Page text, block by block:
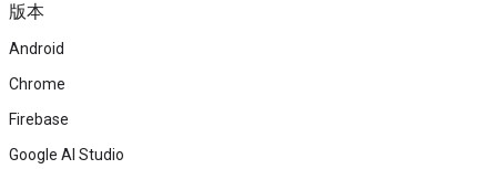
版本
Android
Chrome
Firebase
Google AI Studio